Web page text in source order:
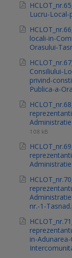
Lucru-
locali-in-
Orasului-
Consiliului-
privind-
Publica-a-
108 kB
nr.-1-
in-